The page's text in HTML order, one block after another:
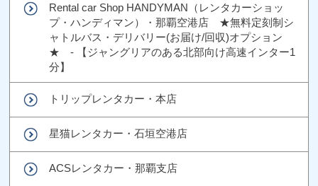
Rental car Shop HANDYMAN（レンタカーショッ
プ・ハンディマン）・那覇空港店 ★無料定刻制シ
ャトルバス・デリバリー(お届け/回収)オプション
★ - 【ジャングリアのある北部向け高速インター1
分】
トリップレンタカー・本店
星猫レンタカー・石垣空港店
ACSレンタカー・那覇支店